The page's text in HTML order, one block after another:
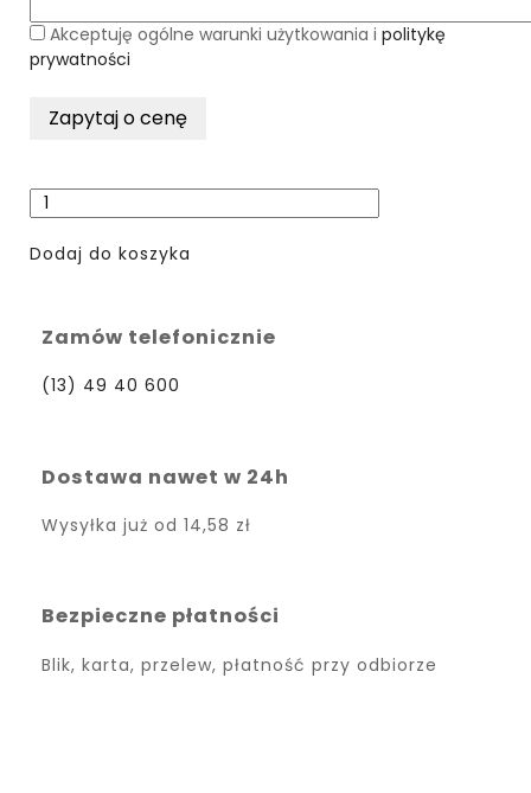
Akceptuję ogólne warunki użytkowania i politykę
prywatności
Dodaj do koszyka
Zamów telefonicznie
(13) 49 40 600
Dostawa nawet w 24h
Wysyłka już od 14,58 zł
Bezpieczne płatności
Blik, karta, przelew, płatność przy odbiorze